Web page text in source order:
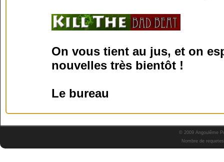
On vous tient au jus, et on
nouvelles très bientôt !
Le bureau
© 2009 Angoulême
Nombre de